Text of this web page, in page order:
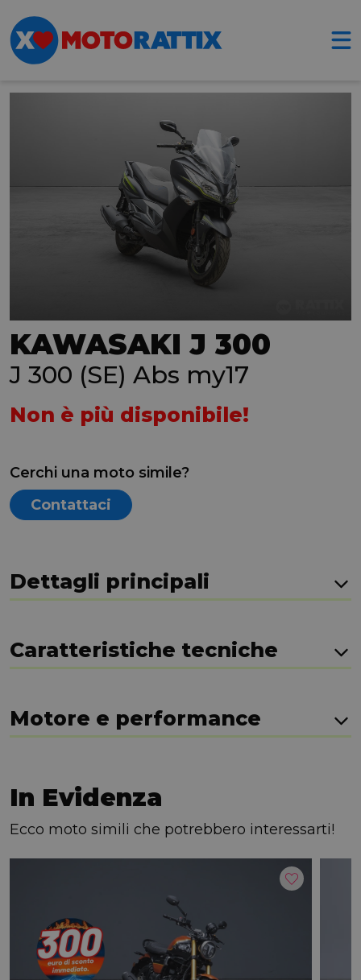
KAWASAKI J 300
J 300 (SE) Abs my17
Non è più disponibile!
Cerchi una moto simile?
Contattaci
Dettagli principali
Caratteristiche tecniche
Motore e performance
In Evidenza
Ecco moto simili che potrebbero interessarti!